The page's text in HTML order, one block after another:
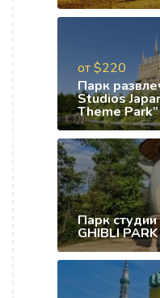
от $220
Парк
Studios
Theme Park”
Парк студии
GHIBLI